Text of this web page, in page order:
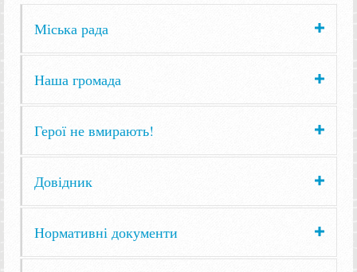
Міська рада
Наша громада
Герої не вмирають!
Довідник
Нормативні документи